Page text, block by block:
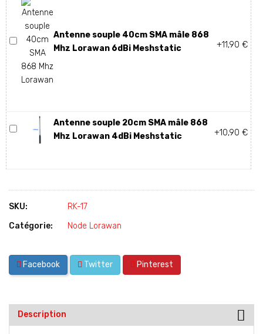
Antenne souple 40cm SMA mâle 868
Mhz Lorawan 6dBi Meshstatic
+11,90 €
Antenne souple 20cm SMA mâle 868
Mhz Lorawan 4dBi Meshstatic
+10,90 €
SKU:
RK-17
Catégorie:
Node Lorawan
Facebook Twitter Pinterest
Description